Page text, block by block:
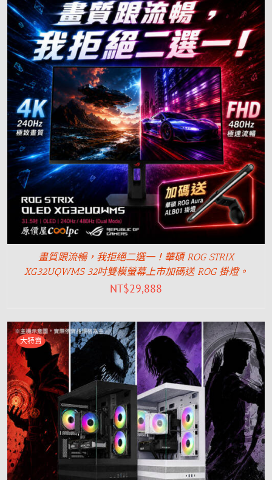
畫質跟流暢，我拒絕二選一！華碩 ROG STRIX
XG32UQWMS 32吋雙模螢幕上市加碼送 ROG 掛燈。
NT$29,888
大特賣